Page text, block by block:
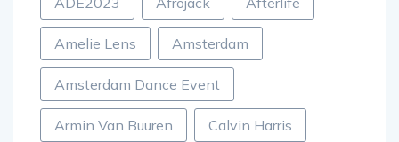
Amelie Lens Amsterdam
Amsterdam Dance Event
Armin Van Buuren Calvin Harris